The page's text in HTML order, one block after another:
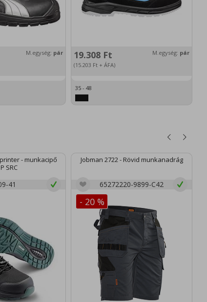
M.egység: pár 19.308 Ft
(15.203 Ft + ÁFA)
M.egység: pár
35 - 48
- munkacipő
SRC
41
Jobman 2722 - Rövid munkanadrág
65272220-9899-C42
- 20 %